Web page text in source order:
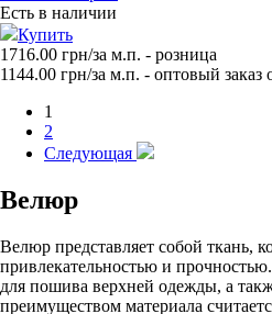
Есть в наличии
Купить
1716.00 грн/за м.п. - розница
1144.00 грн/за м.п. - оптовый заказ
1
2
Следующая
Велюр
Велюр представляет собой ткань,
привлекательностью и
для пошива верхней одежды, а
преимуществом материала